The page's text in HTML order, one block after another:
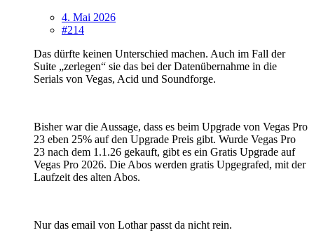
4. Mai 2026
#214
Das dürfte keinen Unterschied machen. Auch im Fall der
Suite „zerlegen“ sie das bei der Datenübernahme in die
Serials von Vegas, Acid und Soundforge.
Bisher war die Aussage, dass es beim Upgrade von Vegas Pro
23 eben 25% auf den Upgrade Preis gibt. Wurde Vegas Pro
23 nach dem 1.1.26 gekauft, gibt es ein Gratis Upgrade auf
Vegas Pro 2026. Die Abos werden gratis Upgegrafed, mit der
Laufzeit des alten Abos.
Nur das email von Lothar passt da nicht rein.